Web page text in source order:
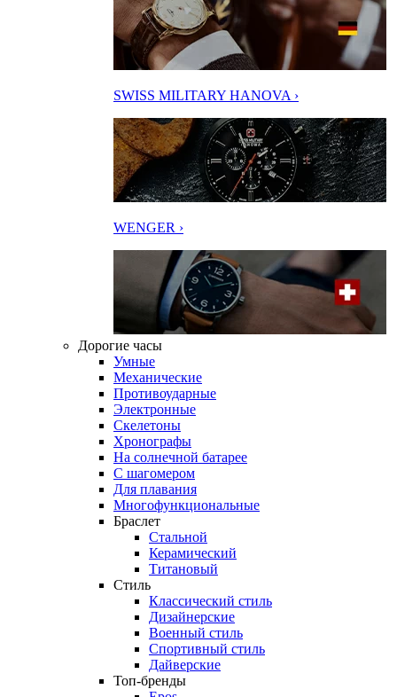
SWISS MILITARY HANOVA ›
WENGER ›
Дорогие часы
Умные
Механические
Противоударные
Электронные
Скелетоны
Хронографы
На солнечной батарее
С шагомером
Для плавания
Многофункциональные
Браслет
Стальной
Керамический
Титановый
Стиль
Классический стиль
Дизайнерские
Военный стиль
Спортивный стиль
Дайверские
Топ-бренды